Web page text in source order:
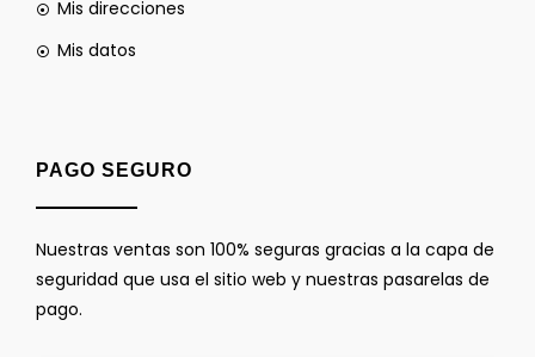
Mis direcciones
Mis datos
PAGO SEGURO
Nuestras ventas son 100% seguras gracias a la capa de
seguridad que usa el sitio web y nuestras pasarelas de
pago.